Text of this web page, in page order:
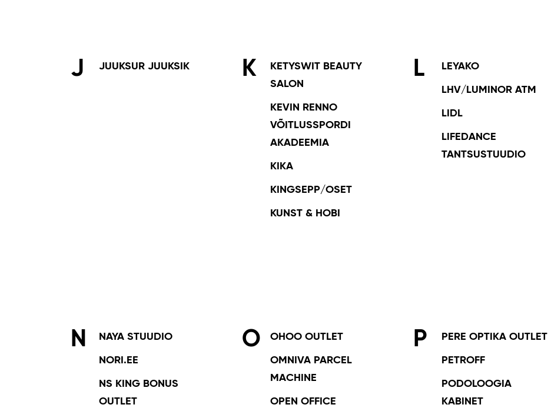
J JUUKSUR JUUKSIK K
KETYSWIT BEAUTY
SALON
KEVIN RENNO
VÕITLUSSPORDI
AKADEEMIA
KIKA
KINGSEPP/OSET
KUNST & HOBI
L LEYAKO
LHV/LUMINOR ATM
LIDL
LIFEDANCE
TANTSUSTUUDIO
N NAYA STUUDIO
NORI.EE
NS KING BONUS
OUTLET
O OHOO OUTLET
OMNIVA PARCEL
MACHINE
OPEN OFFICE
P PERE OPTIKA OUTLET
PETROFF
PODOLOOGIA
KABINET